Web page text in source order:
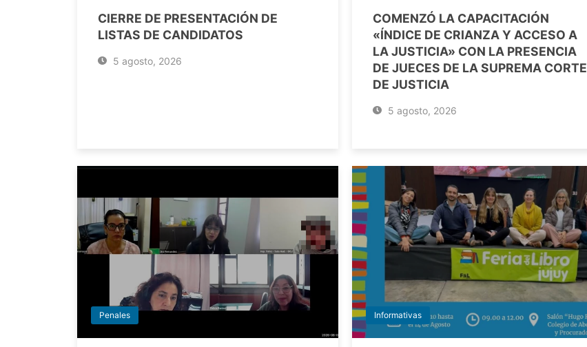
CIERRE DE PRESENTACIÓN DE
LISTAS DE CANDIDATOS
5 agosto, 2026
COMENZÓ LA CAPACITACIÓN
«ÍNDICE DE CRIANZA Y ACCESO A
LA JUSTICIA» CON LA PRESENCIA
DE JUECES DE LA SUPREMA CORTE
DE JUSTICIA
5 agosto, 2026
Penales Informativas